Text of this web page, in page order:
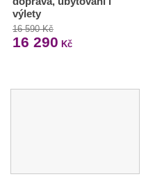
výlety
16 590 Kč
16 290 Kč